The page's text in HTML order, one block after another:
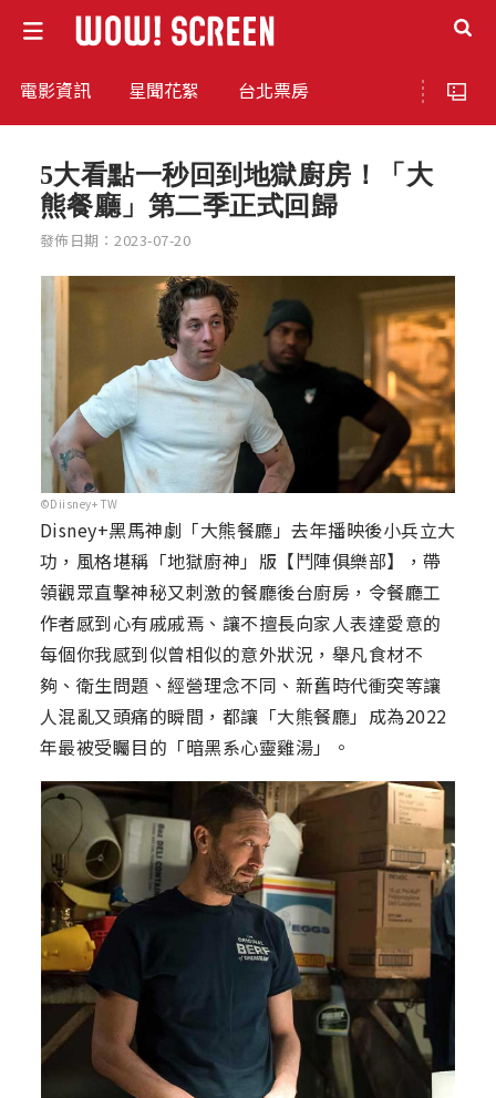
電影資訊 星聞花絮 台北票房
5大看點一秒回到地獄廚房！「大
熊餐廳」第二季正式回歸
發佈日期：2023-07-20
©Diisney+ TW
Disney+黑馬神劇「大熊餐廳」去年播映後小兵立大
功，風格堪稱「地獄廚神」版【鬥陣俱樂部】，帶
領觀眾直擊神秘又刺激的餐廳後台廚房，令餐廳工
作者感到心有戚戚焉、讓不擅長向家人表達愛意的
每個你我感到似曾相似的意外狀況，舉凡食材不
夠、衛生問題、經營理念不同、新舊時代衝突等讓
人混亂又頭痛的瞬間，都讓「大熊餐廳」成為2022
年最被受矚目的「暗黑系心靈雞湯」。